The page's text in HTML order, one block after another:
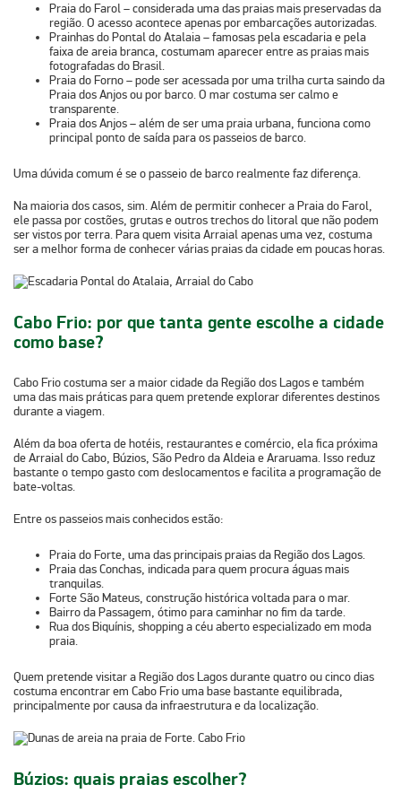
Praia do Farol– considerada uma das praias mais preservadas da
região. O acesso acontece apenas por embarcações autorizadas.
Prainhas do Pontal do Atalaia– famosas pela escadaria e pela
faixa de areia branca, costumam aparecer entre as praias mais
fotografadas do Brasil.
Praia do Forno– pode ser acessada por uma trilha curta saindo da
Praia dos Anjos ou por barco. O mar costuma ser calmo e
transparente.
Praia dos Anjos– além de ser uma praia urbana, funciona como
principal ponto de saída para os passeios de barco.
Uma dúvida comum é se o passeio de barco realmente faz diferença.
Na maioria dos casos, sim. Além de permitir conhecer aPraia do Farol,
ele passa por costões, grutas e outros trechos do litoral que não podem
ser vistos por terra. Para quem visita Arraial apenas uma vez, costuma
ser a melhor forma de conhecer várias praias da cidade em poucas horas.
Cabo Frio: por que tanta gente escolhe a cidade
como base?
Cabo Friocostuma ser amaior cidade da Região dos Lagose também
uma das mais práticas para quem pretende explorar diferentes destinos
durante a viagem.
Além da boa oferta de hotéis, restaurantes e comércio, ela fica próxima
de Arraial do Cabo, Búzios, São Pedro da Aldeia e Araruama. Isso reduz
bastante o tempo gasto com deslocamentos e facilita a programação de
bate-voltas.
Entre os passeios mais conhecidos estão:
Praia do Forte, uma das principais praias da Região dos Lagos.
Praia das Conchas, indicada para quem procura águas mais
tranquilas.
Forte São Mateus, construção histórica voltada para o mar.
Bairro da Passagem, ótimo para caminhar no fim da tarde.
Rua dos Biquínis, shopping a céu aberto especializado em moda
praia.
Quem pretendevisitar a Região dos Lagosdurante quatro ou cinco dias
costuma encontrar em Cabo Frio uma base bastante equilibrada,
principalmente por causa da infraestrutura e da localização.
Búzios: quais praias escolher?